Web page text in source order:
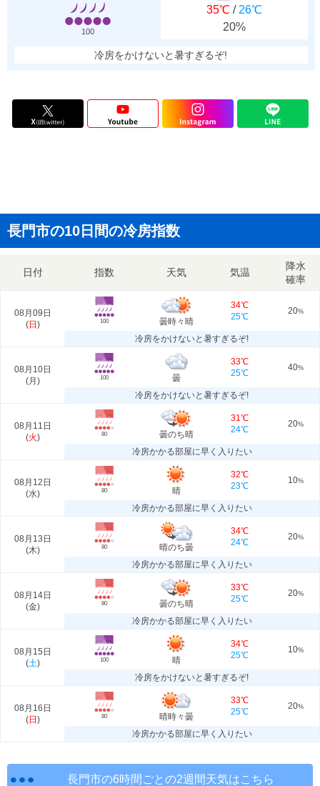
100
35℃ / 26℃
20%
冷房をかけないと暑すぎるぞ!
長門市の10日間の冷房指数
日付 指数 天気 気温
降水
確率
08月09日
(日 ) 100 曇時々晴
34℃
25℃
20%
冷房をかけないと暑すぎるぞ!
08月10日
(月 ) 100 曇
33℃
25℃
40%
冷房をかけないと暑すぎるぞ!
08月11日
(火) 80 曇のち晴
31℃
24℃
20%
冷房かかる部屋に早く入りたい
08月12日
(水) 80 晴
32℃
23℃
10%
冷房かかる部屋に早く入りたい
08月13日
(木) 80 晴のち曇
34℃
24℃
20%
冷房かかる部屋に早く入りたい
08月14日
(金) 80 曇のち晴
33℃
25℃
20%
冷房かかる部屋に早く入りたい
08月15日
(土) 100 晴
34℃
25℃
10%
冷房をかけないと暑すぎるぞ!
08月16日
(日 ) 80 晴時々曇
33℃
25℃
20%
冷房かかる部屋に早く入りたい
長門市の6時間ごとの2週間天気はこちら